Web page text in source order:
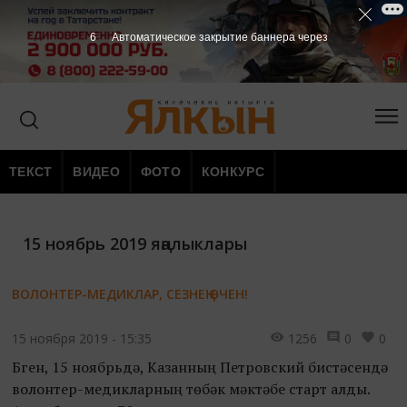
ТЕКСТ ВИДЕО ФОТО КОНКУРС
15 ноябрь 2019 яңалыклары
ВОЛОНТЕР-МЕДИКЛАР, СЕЗНЕҢ ӨЧЕН!
15 ноября 2019 - 15:35 1256 0 0
Бүген, 15 ноябрьдә, Казанның Петровский бистәсендә
волонтер-медикларның төбәк мәктәбе старт алды.
5 Автоматическое закрытие баннера через